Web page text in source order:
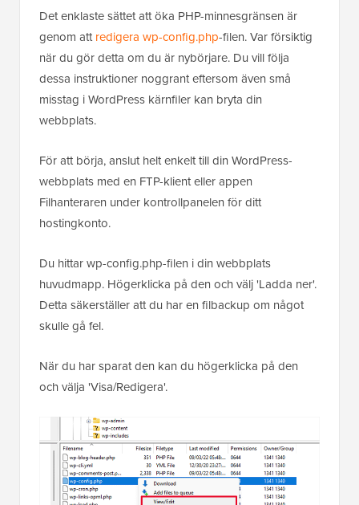
Det enklaste sättet att öka PHP-minnesgränsen är
genom attredigera wp-config.php-filen. Var försiktig
när du gör detta om du är nybörjare. Du vill följa
dessa instruktioner noggrant eftersom även små
misstag i WordPress kärnfiler kan bryta din
webbplats.
För att börja, anslut helt enkelt till din WordPress-
webbplats med en FTP-klient eller appen
Filhanteraren under kontrollpanelen för ditt
hostingkonto.
Du hittar wp-config.php-filen i din webbplats
huvudmapp. Högerklicka på den och välj 'Ladda ner'.
Detta säkerställer att du har en filbackup om något
skulle gå fel.
När du har sparat den kan du högerklicka på den
och välja 'Visa/Redigera'.